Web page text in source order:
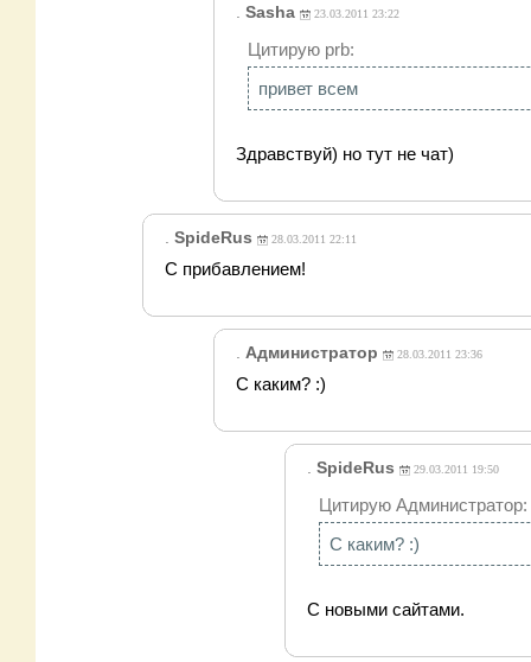
Sasha 23.03.2011 23:22
Цитирую prb:
привет всем
Здравствуй) но тут не чат)
SpideRus 28.03.2011 22:11
С прибавлением!
Администратор 28.03.2011 23:36
С каким? :)
SpideRus 29.03.2011 19:50
Цитирую Администратор:
С каким? :)
C новыми сайтами.